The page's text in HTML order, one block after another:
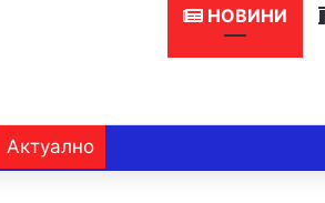
НОВИНИ
Актуално